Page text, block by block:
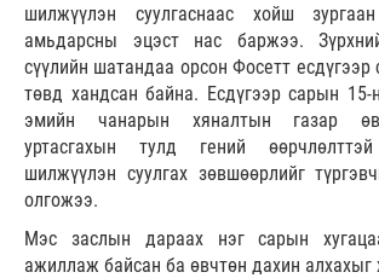
шилжүүлэн суулгаснаас хойш
амьдарсны эцэст нас баржээ.
сүүлийн шатандаа орсон Фосетт
төвд хандсан байна. Есдүгээр сарын
эмийн чанарын хяналтын газар
уртасгахын тулд гений
шилжүүлэн суулгах зөвшөөрлийг
олгожээ.
Мэс заслын дараах нэг сарын
ажиллаж байсан ба өвчтөн дахин